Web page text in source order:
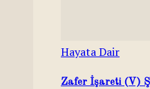
Hayata Dair
Zafer İşareti (V)